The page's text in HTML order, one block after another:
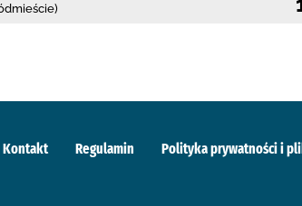
Kontakt Regulamin Polityka prywatności i